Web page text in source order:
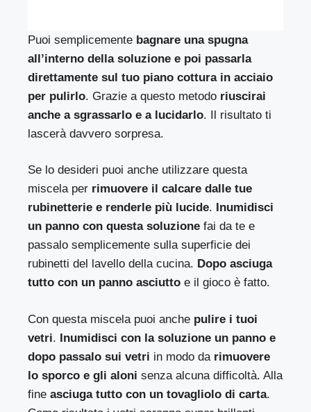
Puoi semplicemente bagnare una spugna
all’interno della soluzione e poi passarla
direttamente sul tuo piano cottura in acciaio
per pulirlo. Grazie a questo metodo riuscirai
anche a sgrassarlo e a lucidarlo. Il risultato ti
lascerà davvero sorpresa.
Se lo desideri puoi anche utilizzare questa
miscela per rimuovere il calcare dalle tue
rubinetterie e renderle più lucide. Inumidisci
un panno con questa soluzione fai da te e
passalo semplicemente sulla superficie dei
rubinetti del lavello della cucina. Dopo asciuga
tutto con un panno asciutto e il gioco è fatto.
Con questa miscela puoi anche pulire i tuoi
vetri. Inumidisci con la soluzione un panno e
dopo passalo sui vetri in modo da rimuovere
lo sporco e gli aloni senza alcuna difficoltà. Alla
fineasciuga tutto con un tovagliolo di carta.